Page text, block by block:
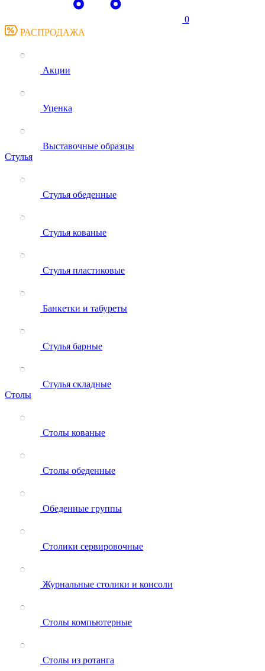
0
РАСПРОДАЖА
Акции
Уценка
Выставочные образцы
Стулья
Стулья обеденные
Стулья кованые
Стулья пластиковые
Банкетки и табуреты
Стулья барные
Стулья складные
Столы
Столы кованые
Столы обеденные
Обеденные группы
Столики сервировочные
Журнальные столики и консоли
Столы компьютерные
Столы из ротанга